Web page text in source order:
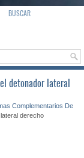
BUSCAR
detonador lateral
Complementarios De
derecho